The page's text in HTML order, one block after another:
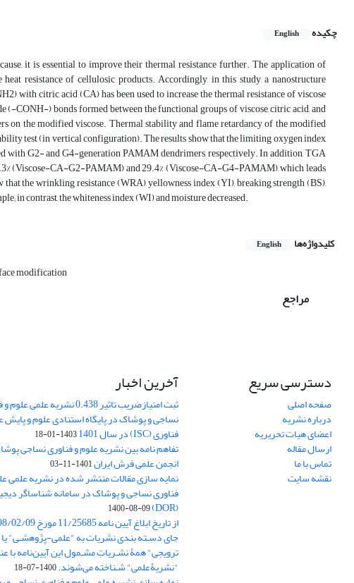
چکیده
English
it is essential to improve their thermal resistance further. The application of
resistance of cellulosic products. Accordingly, in this study, a nanostructure
citric acid (CA) has been used to increase the thermal resistance of viscose
) bonds formed between the functional groups of viscose, citric acid, and
on the modified viscose. Thermal stability and flame retardancy of the modified
test (in vertical configuration). The results show that the limiting oxygen index
with G2- and G4-generation PAMAM dendrimers, respectively. In addition, TGA
(Viscose-CA-G2-PAMAM) and 29.4% (Viscose-CA-G4-PAMAM), which leads
the wrinkling resistance (WRA), yellowness index (YI), breaking strength (BS),
in contrast, the whiteness index (WI) and moisture decreased.
کلیدواژه‌ها English
modification
مراجع
دسترسی سریع
صفحه اصلی
درباره نشریه
اعضای هیات تحریریه
ارسال مقاله
تماس با ما
نقشه سایت
آخرین اخبار
ثبت امتیازضریب تاثیر 0.438 نشریه
نساجی و پوشاک در پایگاه استنادی علوم و پایش
فناوری (ISC) در سال 1401 1403-01-18
تفاهم نامه بین نشریه علوم و فناوری نساجی
انجمن علمی فرش ایران1401-11-03
نمایه سازی مقالات منتشر شده در نشریه علمی
فناوری نساجی و پوشاک در سامانه شناساگر
(DOR)
1400-08-09
جای دسـته بندی نشریات به "علمی-پژوهشـی"
ترویجی" همۀ نشـریاتِ مشـمول این آیین‌نامه با
"نشریۀعلمی" شـناخته می‌شوند.1400-07-18